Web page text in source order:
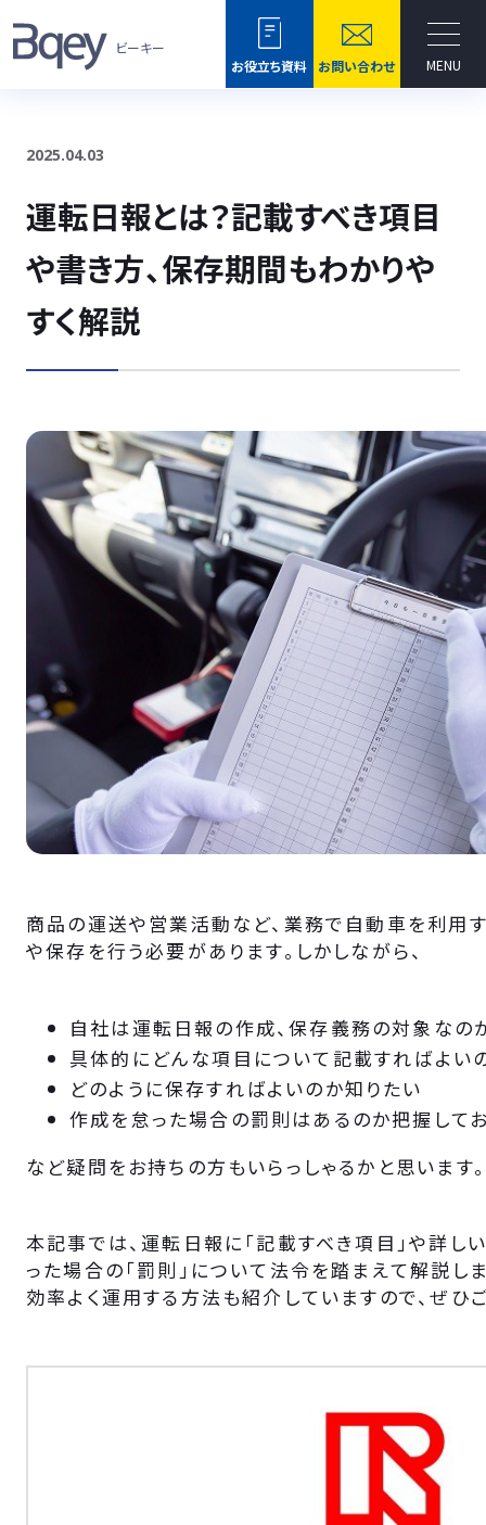
ビーキー
お役立ち資料
お問い合わせ MENU
2025.04.03
運転日報とは？記載すべき項目
や書き方、保存期間もわかりや
すく解説
商品の運送や営業活動など、業務で自動車を利用
や保存を行う必要があります。しかしながら、
自社は運転日報の作成、保存義務の対象なの
具体的にどんな項目について記載すればよい
どのように保存すればよいのか知りたい
作成を怠った場合の罰則はあるのか把握して
など疑問をお持ちの方もいらっしゃるかと思います。
本記事では、運転日報に「記載すべき項目」や詳しい
った場合の「罰則」について法令を踏まえて解説し
効率よく運用する方法も紹介していますので、ぜひ